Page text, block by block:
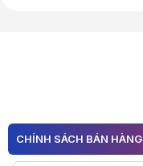
CHÍNH SÁCH BÁN HÀNG